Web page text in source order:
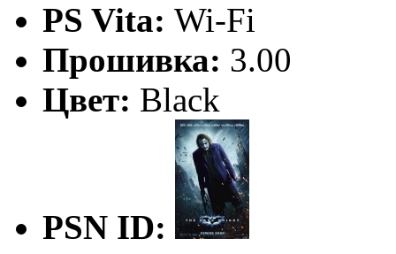
PS Vita: Wi-Fi
Прошивка: 3.00
Цвет: Black
PSN ID: